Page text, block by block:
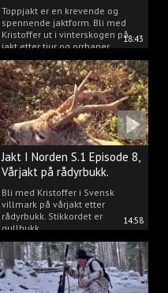
18:43
Clausen
Toppjakt er en krevende og
spennende jaktform. Bli med
Kristoffer ut i vinterskogen på
jakt etter tiur og orrhaner.
14:58
Jakt I Norden S.1 Episode 8,
Vårjakt på rådyrbukk.
Bli med Kristoffer i Svensk
villmark på vårjakt etter
rådyrbukk. Stikkordet er
gullbukk.